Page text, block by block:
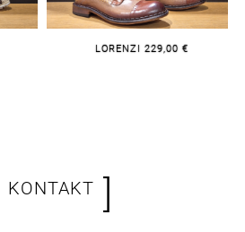
LORENZI 229,00 €
KONTAKT ]